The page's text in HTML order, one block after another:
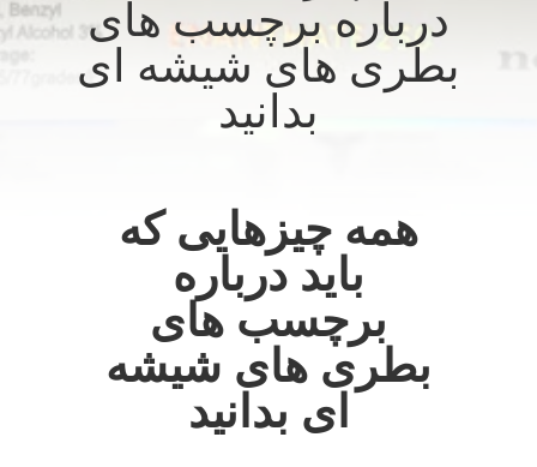
کیفیت
درباره برچسب های
بطری های شیشه ای
بدانید
همه چیزهایی که
باید درباره
برچسب های
بطری های شیشه
ای بدانید